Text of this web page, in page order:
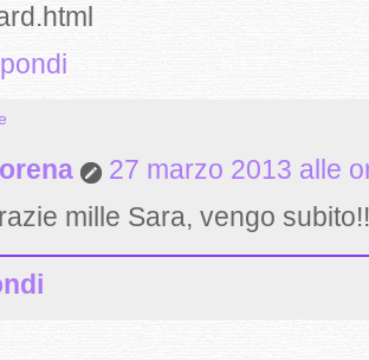
27 marzo 2013 alle
mille Sara, vengo subito!!